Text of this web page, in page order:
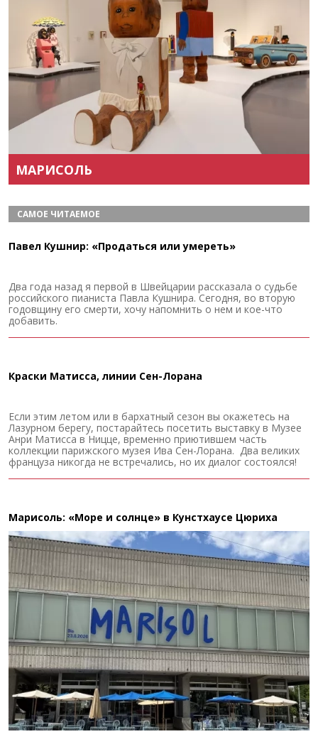
МАРИСОЛЬ
САМОЕ ЧИТАЕМОЕ
Павел Кушнир: «Продаться или умереть»
Два года назад я первой в Швейцарии рассказала о судьбе
российского пианиста Павла Кушнира. Сегодня, во вторую
годовщину его смерти, хочу напомнить о нем и кое-что
добавить.
Краски Матисса, линии Сен-Лорана
Если этим летом или в бархатный сезон вы окажетесь на
Лазурном берегу, постарайтесь посетить выставку в Музее
Анри Матисса в Ницце, временно приютившем часть
коллекции парижского музея Ива Сен-Лорана. Два великих
француза никогда не встречались, но их диалог состоялся!
Марисоль: «Море и солнце» в Кунстхаусе Цюриха